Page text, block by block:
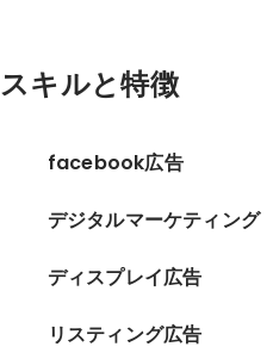
スキルと特徴
facebook広告
デジタルマーケティング
ディスプレイ広告
リスティング広告